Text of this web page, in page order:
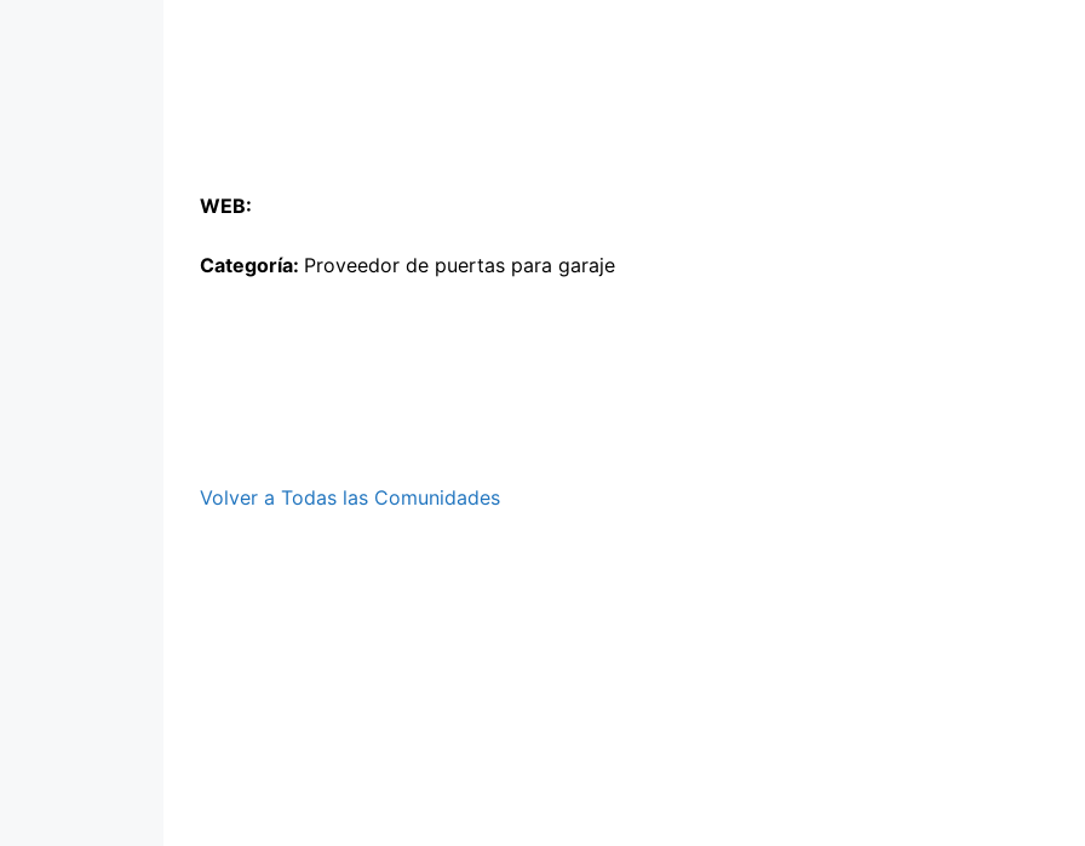
WEB:
Categoría: Proveedor de puertas para garaje
Volver a Todas las Comunidades